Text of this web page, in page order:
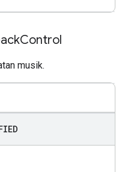
Control
musik.